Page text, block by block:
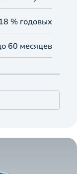
18 % годовых
60 месяцев